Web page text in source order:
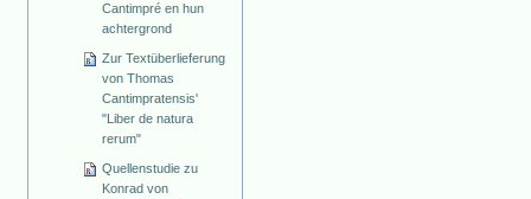
Cantimpré en hun
achtergrond
Zur Textüberlieferung
von Thomas
Cantimpratensis'
"Liber de natura
rerum"
Quellenstudie zu
Konrad von